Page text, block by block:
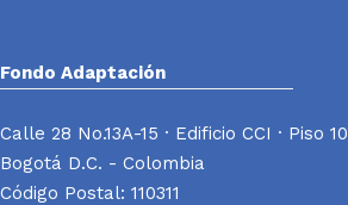
Fondo Adaptación
Calle 28 No.13A-15 · Edificio CCI · Piso 10
Bogotá D.C. - Colombia
Código Postal: 110311